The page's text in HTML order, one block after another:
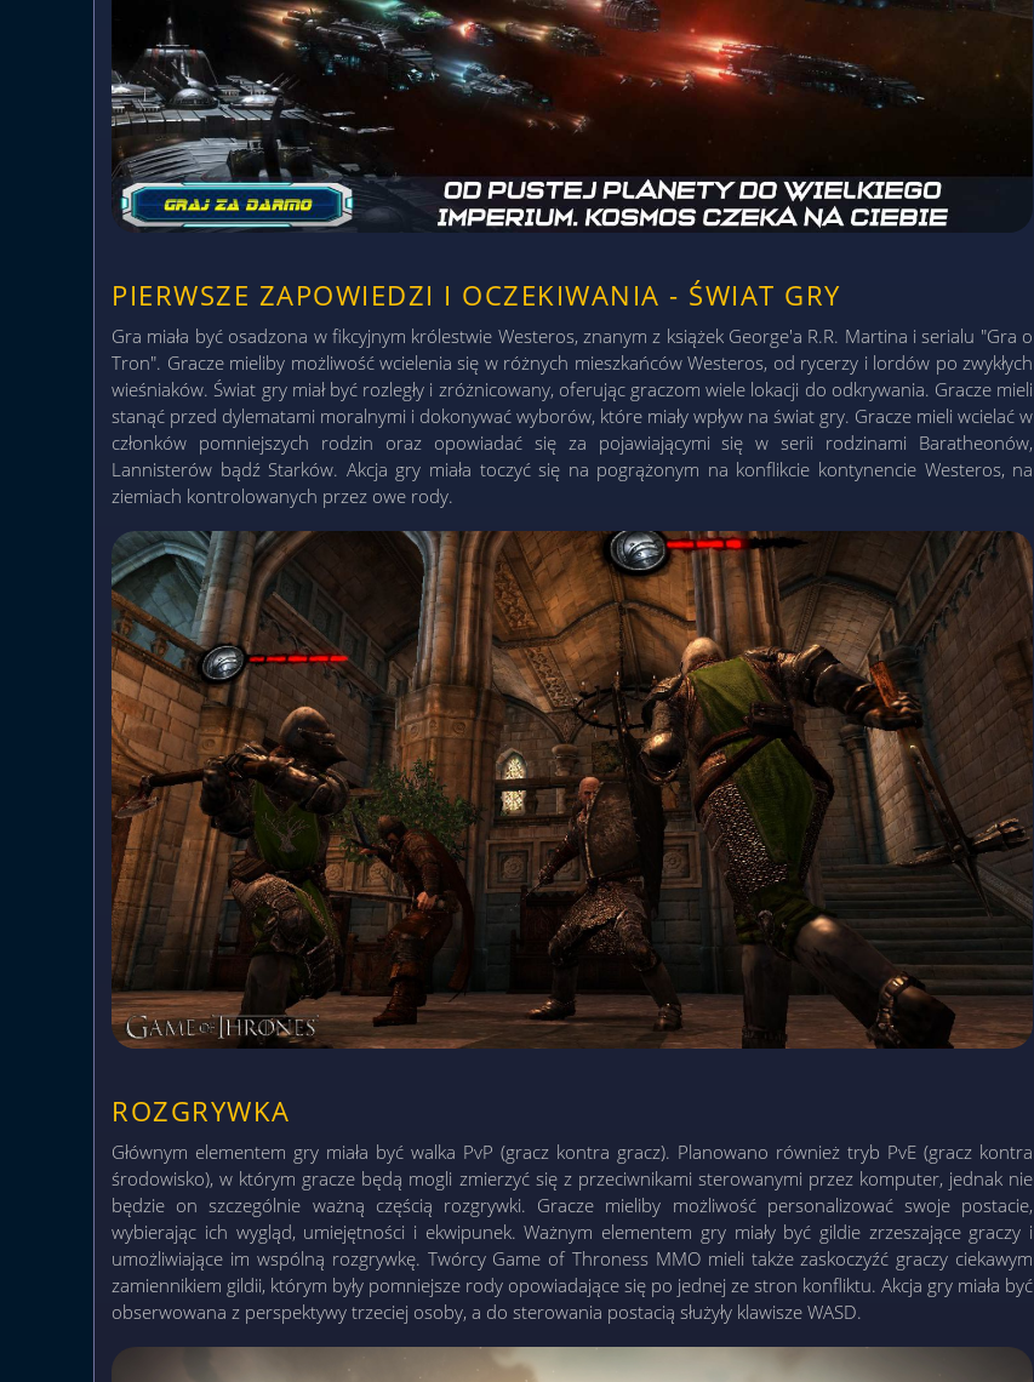
PIERWSZE ZAPOWIEDZI I OCZEKIWANIA - ŚWIAT GRY
Gra miała być osadzona w fikcyjnym królestwie Westeros, znanym z książek George'a R.R. Martina i serialu "Gra o
Tron". Gracze mieliby możliwość wcielenia się w różnych mieszkańców Westeros, od rycerzy i lordów po zwykłych
wieśniaków. Świat gry miał być rozległy i zróżnicowany, oferując graczom wiele lokacji do odkrywania. Gracze mieli
stanąć przed dylematami moralnymi i dokonywać wyborów, które miały wpływ na świat gry. Gracze mieli wcielać w
członków pomniejszych rodzin oraz opowiadać się za pojawiającymi się w serii rodzinami Baratheonów,
Lannisterów bądź Starków. Akcja gry miała toczyć się na pogrążonym na konflikcie kontynencie Westeros, na
ziemiach kontrolowanych przez owe rody.
ROZGRYWKA
Głównym elementem gry miała być walka PvP (gracz kontra gracz). Planowano również tryb PvE (gracz kontra
środowisko), w którym gracze będą mogli zmierzyć się z przeciwnikami sterowanymi przez komputer, jednak nie
będzie on szczególnie ważną częścią rozgrywki. Gracze mieliby możliwość personalizować swoje postacie,
wybierając ich wygląd, umiejętności i ekwipunek. Ważnym elementem gry miały być gildie zrzeszające graczy i
umożliwiające im wspólną rozgrywkę. Twórcy Game of Throness MMO mieli także zaskoczyźć graczy ciekawym
zamiennikiem gildii, którym były pomniejsze rody opowiadające się po jednej ze stron konfliktu. Akcja gry miała być
obserwowana z perspektywy trzeciej osoby, a do sterowania postacią służyły klawisze WASD.